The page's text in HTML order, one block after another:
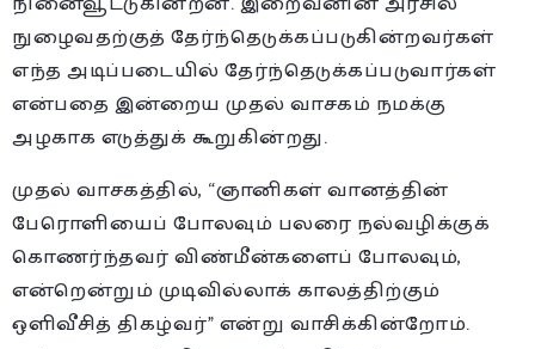
நுழைவதற்குத் தேர்ந்தெடுக்கப்படுகின்றவர்கள்
எந்த அடிப்படையில் தேர்ந்தெடுக்கப்படுவார்கள்
என்பதை இன்றைய முதல் வாசகம் நமக்கு
அழகாக எடுத்துக் கூறுகின்றது.
முதல் வாசகத்தில், “ஞானிகள் வானத்தின்
பேரொளியைப் போலவும் பலரை நல்வழிக்குக்
கொணர்ந்தவர் விண்மீன்களைப் போலவும்,
என்றென்றும் முடிவில்லாக் காலத்திற்கும்
ஒளிவீசித் திகழ்வர்” என்று வாசிக்கின்றோம்.